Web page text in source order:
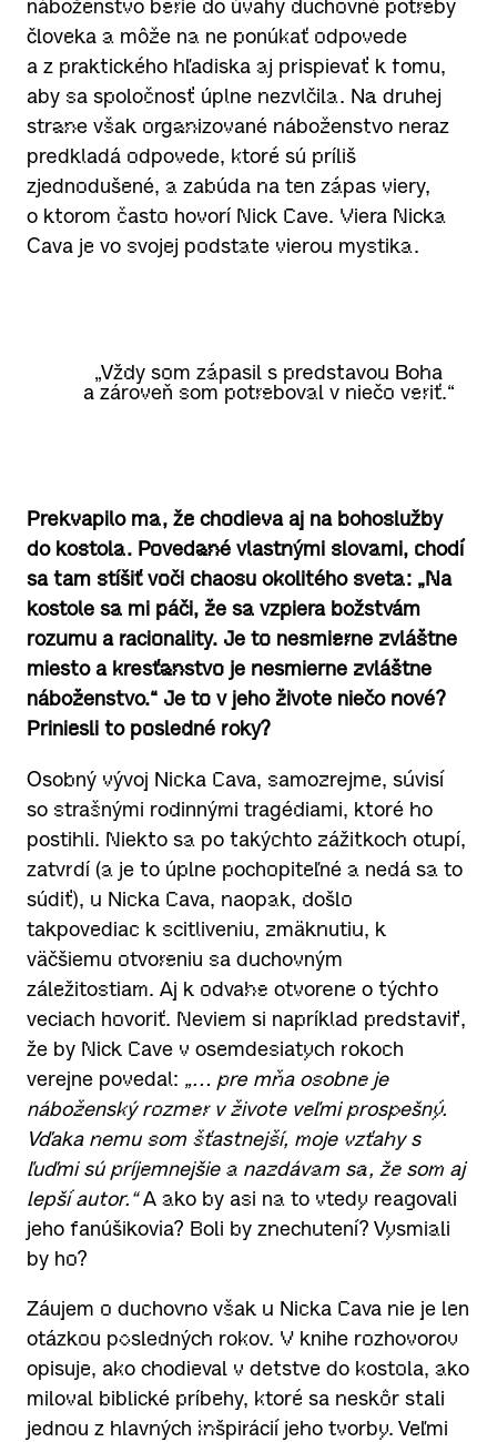
náboženstvo berie do úvahy duchovné potreby
človeka a môže na ne ponúkať odpovede
a z praktického hľadiska aj prispievať k tomu,
aby sa spoločnosť úplne nezvlčila. Na druhej
strane však organizované náboženstvo neraz
predkladá odpovede, ktoré sú príliš
zjednodušené, a zabúda na ten zápas viery,
o ktorom často hovorí Nick Cave. Viera Nicka
Cava je vo svojej podstate vierou mystika.
„Vždy som zápasil s predstavou Boha
a zároveň som potreboval v niečo veriť.“
Prekvapilo ma, že chodieva aj na bohoslužby
do kostola. Povedané vlastnými slovami, chodí
sa tam stíšiť voči chaosu okolitého sveta: „Na
kostole sa mi páči, že sa vzpiera božstvám
rozumu a racionality. Je to nesmierne zvláštne
miesto a kresťanstvo je nesmierne zvláštne
náboženstvo.“ Je to v jeho živote niečo nové?
Priniesli to posledné roky?
Osobný vývoj Nicka Cava, samozrejme, súvisí
so strašnými rodinnými tragédiami, ktoré ho
postihli. Niekto sa po takýchto zážitkoch otupí,
zatvrdí (a je to úplne pochopiteľné a nedá sa to
súdiť), u Nicka Cava, naopak, došlo
takpovediac k scitliveniu, zmäknutiu, k
väčšiemu otvoreniu sa duchovným
záležitostiam. Aj k odvahe otvorene o týchto
veciach hovoriť. Neviem si napríklad predstaviť,
že by Nick Cave v osemdesiatych rokoch
verejne povedal: „… pre mňa osobne je
náboženský rozmer v živote veľmi prospešný.
Vďaka nemu som šťastnejší, moje vzťahy s
ľuďmi sú príjemnejšie a nazdávam sa, že som aj
lepší autor.“A ako by asi na to vtedy reagovali
jeho fanúšikovia? Boli by znechutení? Vysmiali
by ho?
Záujem o duchovno však u Nicka Cava nie je len
otázkou posledných rokov. V knihe rozhovorov
opisuje, ako chodieval v detstve do kostola, ako
miloval biblické príbehy, ktoré sa neskôr stali
jednou z hlavných inšpirácií jeho tvorby. Veľmi